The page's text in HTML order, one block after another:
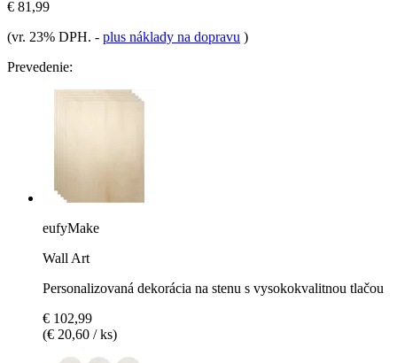
€ 81,99
(vr. 23% DPH. - plus náklady na dopravu )
Prevedenie:
eufyMake
Wall Art
Personalizovaná dekorácia na stenu s vysokokvalitnou tlačou
€ 102,99
(€ 20,60 / ks)